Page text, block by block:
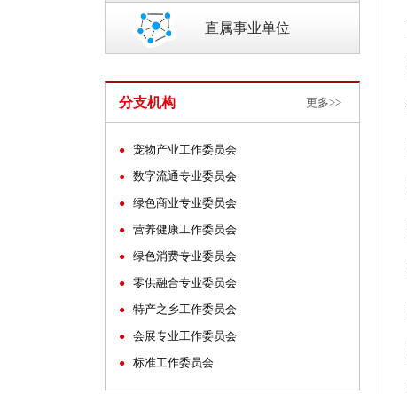
直属事业单位
分支机构 更多>>
● 宠物产业工作委员会
● 数字流通专业委员会
● 绿色商业专业委员会
● 营养健康工作委员会
● 绿色消费专业委员会
● 零供融合专业委员会
● 特产之乡工作委员会
● 会展专业工作委员会
● 标准工作委员会